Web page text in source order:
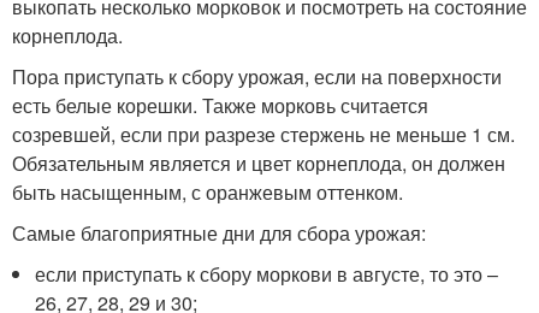
выкопать несколько морковок и посмотреть на состояние
корнеплода.
Пора приступать к сбору урожая, если на поверхности
есть белые корешки. Также морковь считается
созревшей, если при разрезе стержень не меньше 1 см.
Обязательным является и цвет корнеплода, он должен
быть насыщенным, с оранжевым оттенком.
Самые благоприятные дни для сбора урожая:
если приступать к сбору моркови в августе, то это –
26, 27, 28, 29 и 30;